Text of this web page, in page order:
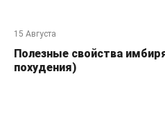
15 Августа
Полезные свойства
похудения)